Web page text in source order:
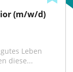
(m/w/d)
Leben
diese...